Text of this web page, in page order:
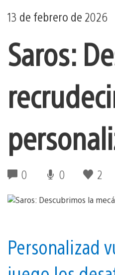
13 de febrero de 2026
Saros:
0 0 2
Personalizad